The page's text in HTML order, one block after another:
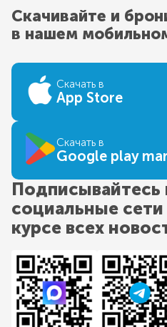
Скачивайте и
в нашем
Скачать в
App Store
Скачать в
Google play
Подписывайтесь
социальные сети
курсе всех